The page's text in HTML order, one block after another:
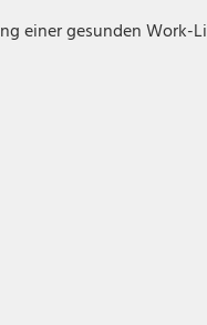
einer gesunden Work-